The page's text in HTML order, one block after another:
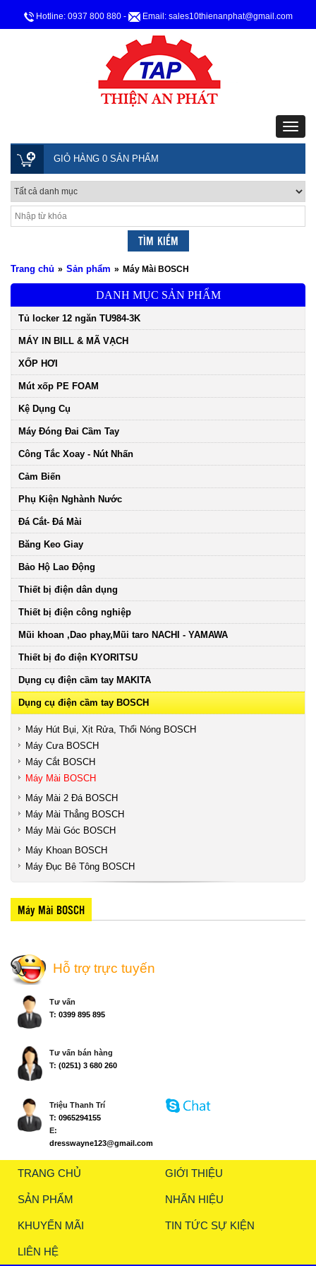
Hotline: 0937 800 880 - Email: sales10thienanphat@gmail.com
GIỎ HÀNG 0 SẢN PHẨM
Trang chủ » Sản phẩm » Máy Mài BOSCH
DANH MỤC SẢN PHẨM
Tủ locker 12 ngăn TU984-3K
MÁY IN BILL & MÃ VẠCH
XỐP HƠI
Mút xốp PE FOAM
Kệ Dụng Cụ
Máy Đóng Đai Cầm Tay
Công Tắc Xoay - Nút Nhấn
Cảm Biến
Phụ Kiện Nghành Nước
Đá Cắt- Đá Mài
Băng Keo Giay
Bảo Hộ Lao Động
Thiết bị điện dân dụng
Thiết bị điện công nghiệp
Mũi khoan ,Dao phay,Mũi taro NACHI - YAMAWA
Thiết bị đo điện KYORITSU
Dụng cụ điện cầm tay MAKITA
Dụng cụ điện cầm tay BOSCH
Máy Hút Bụi, Xịt Rửa, Thổi Nóng BOSCH
Máy Cưa BOSCH
Máy Cắt BOSCH
Máy Mài BOSCH
Máy Mài 2 Đá BOSCH
Máy Mài Thẳng BOSCH
Máy Mài Góc BOSCH
Máy Khoan BOSCH
Máy Đục Bê Tông BOSCH
Máy Mài BOSCH
Hỗ trợ trực tuyến
Tư vấn
T: 0399 895 895
Tư vấn bán hàng
T: (0251) 3 680 260
Triệu Thanh Trí
T: 0965294155
E:
dresswayne123@gmail.com
TRANG CHỦ GIỚI THIỆU
SẢN PHẨM NHÃN HIỆU
KHUYẾN MÃI TIN TỨC SỰ KIỆN
LIÊN HỆ